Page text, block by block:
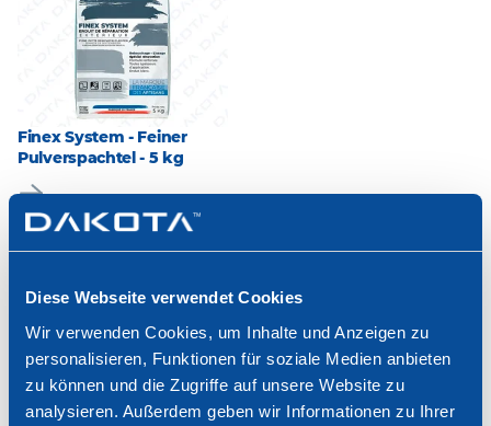
Diese Webseite verwendet Cookies
Wir verwenden Cookies, um Inhalte und Anzeigen zu
personalisieren, Funktionen für soziale Medien anbieten
zu können und die Zugriffe auf unsere Website zu
analysieren. Außerdem geben wir Informationen zu Ihrer
Finex System - Feiner
Pulverspachtel - 5 kg